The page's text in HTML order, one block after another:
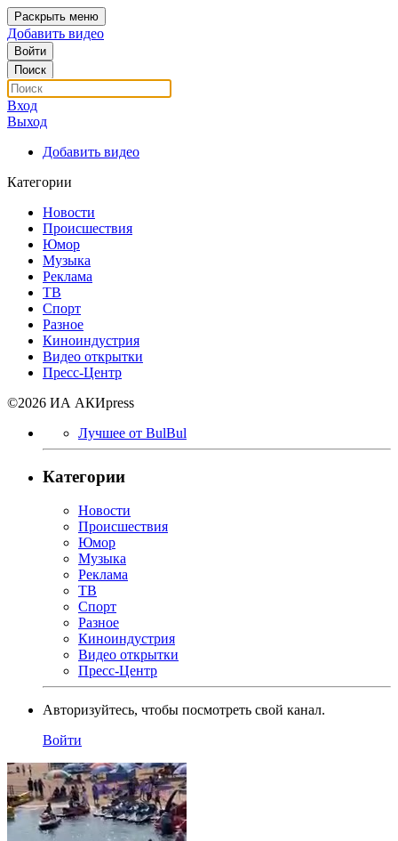
Раскрыть меню
Добавить видео
Войти
Поиск
Вход
Выход
Добавить видео
Категории
Новости
Происшествия
Юмор
Музыка
Реклама
ТВ
Спорт
Разное
Киноиндустрия
Видео открытки
Пресс-Центр
©2026 ИА АКИpress
Лучшее от BulBul
Категории
Новости
Происшествия
Юмор
Музыка
Реклама
ТВ
Спорт
Разное
Киноиндустрия
Видео открытки
Пресс-Центр
Авторизуйтесь, чтобы посмотреть свой канал.
Войти